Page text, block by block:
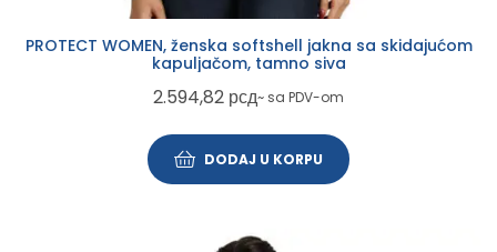
PROTECT WOMEN, ženska softshell jakna sa skidajućom
kapuljačom, tamno siva
2.594,82 рсд~ sa PDV-om
DODAJ U KORPU